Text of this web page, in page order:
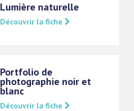
Lumière naturelle
Découvrir la fiche
Portfolio de
photographie noir et
blanc
Découvrir la fiche